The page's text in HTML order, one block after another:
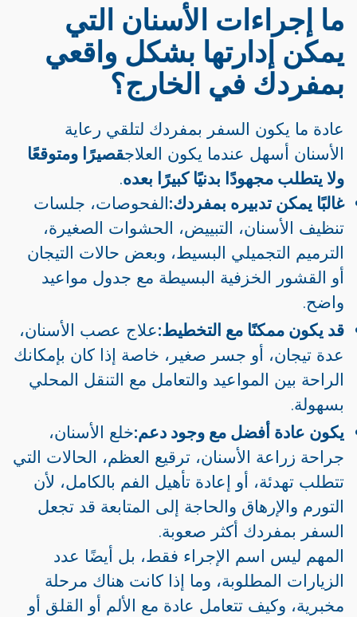
ما إجراءات الأسنان التي
يمكن إدارتها بشكل واقعي
بمفردك في الخارج؟
عادة ما يكون السفر بمفردك لتلقي رعاية
الأسنان أسهل عندما يكون العلاجقصيرًا ومتوقعًا
ولا يتطلب مجهودًا بدنيًا كبيرًا بعده.
غالبًا يمكن تدبيره بمفردك:الفحوصات، جلسات
تنظيف الأسنان، التبييض، الحشوات الصغيرة،
الترميم التجميلي البسيط، وبعض حالات التيجان
أو القشور الخزفية البسيطة مع جدول مواعيد
واضح.
قد يكون ممكنًا مع التخطيط:علاج عصب الأسنان،
عدة تيجان، أو جسر صغير، خاصة إذا كان بإمكانك
الراحة بين المواعيد والتعامل مع التنقل المحلي
بسهولة.
يكون عادة أفضل مع وجود دعم:خلع الأسنان،
جراحة زراعة الأسنان، ترقيع العظم، الحالات التي
تتطلب تهدئة، أو إعادة تأهيل الفم بالكامل، لأن
التورم والإرهاق والحاجة إلى المتابعة قد تجعل
السفر بمفردك أكثر صعوبة.
المهم ليس اسم الإجراء فقط، بل أيضًا عدد
الزيارات المطلوبة، وما إذا كانت هناك مرحلة
مخبرية، وكيف تتعامل عادة مع الألم أو القلق أو